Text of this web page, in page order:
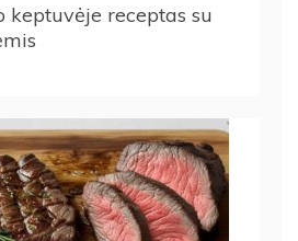
keptuvėje receptas su